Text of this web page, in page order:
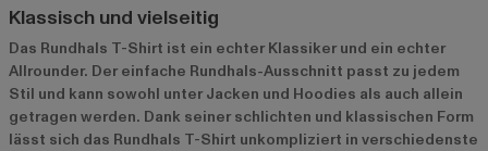
Klassisch und vielseitig
Das Rundhals T-Shirt ist ein echter Klassiker und ein echter
Allrounder. Der einfache Rundhals-Ausschnitt passt zu jedem
Stil und kann sowohl unter Jacken und Hoodies als auch allein
getragen werden. Dank seiner schlichten und klassischen Form
lässt sich das Rundhals T-Shirt unkompliziert in verschiedenste